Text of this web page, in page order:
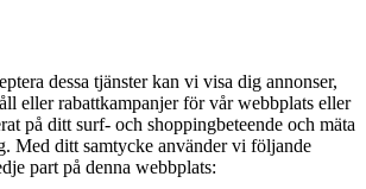
dessa tjänster kan vi visa dig annonser,
eller rabattkampanjer för vår webbplats eller
på ditt surf- och shoppingbeteende och mäta
Med ditt samtycke använder vi följande
part på denna webbplats: